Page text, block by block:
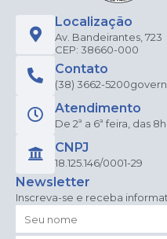
Localização
Av. Bandeirantes, 723
CEP: 38660-000
Contato
(38) 3662-5200
Atendimento
De 2ª a 6ª feira, das 8h
CNPJ
18.125.146/0001-29
Newsletter
Inscreva-se e receba